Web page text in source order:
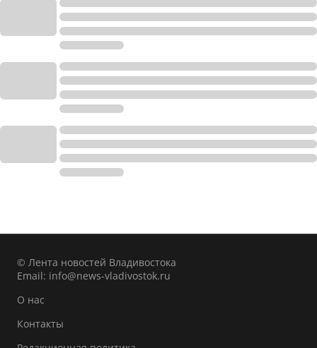
© Лента новостей Владивостока
Email: info@news-vladivostok.ru
О нас
Контакты